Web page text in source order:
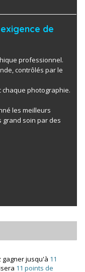
de
professionnel.
contrôlés par le
photographie.
les meilleurs
grand soin par des
gagner jusqu'à 11
11 points de